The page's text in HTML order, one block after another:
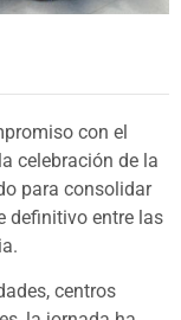
con el
celebración de la
para consolidar
definitivo entre las
centros